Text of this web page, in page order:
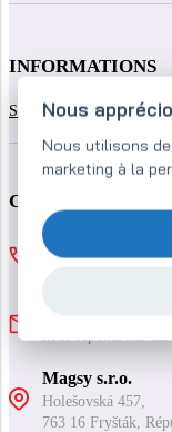
Nous
Nous utilisons
marketing à la
INFORMATIONS
Séparateurs magnétiques
CONTACT
+421
Magsy s.r.o.
Holešovská 457,
763 16 Fryšták,